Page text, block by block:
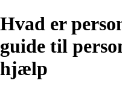
Hvad er
guide til
hjælp